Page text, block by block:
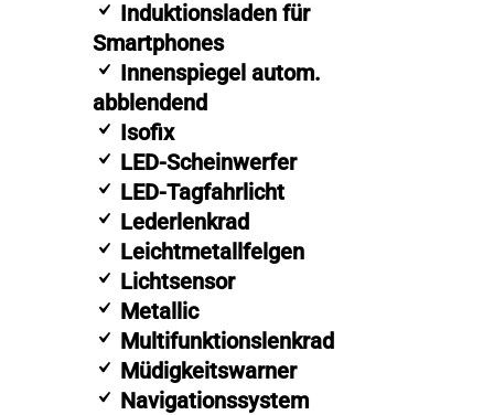
Induktionsladen für
Smartphones
Innenspiegel autom.
abblendend
Isofix
LED-Scheinwerfer
LED-Tagfahrlicht
Lederlenkrad
Leichtmetallfelgen
Lichtsensor
Metallic
Multifunktionslenkrad
Müdigkeitswarner
Navigationssystem